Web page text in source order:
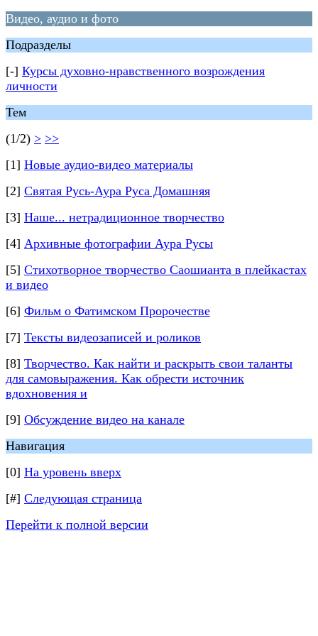
Видео, аудио и фото
Подразделы
[-] Курсы духовно-нравственного возрождения
личности
Тем
(1/2) > >>
[1] Новые аудио-видео материалы
[2] Святая Русь-Аура Руса Домашняя
[3] Наше... нетрадиционное творчество
[4] Архивные фотографии Аура Русы
[5] Стихотворное творчество Саошианта в плейкастах
и видео
[6] Фильм о Фатимском Пророчестве
[7] Тексты видеозаписей и роликов
[8] Творчество. Как найти и раскрыть свои таланты
для самовыражения. Как обрести источник
вдохновения и
[9] Обсуждение видео на канале
Навигация
[0] На уровень вверх
[#] Следующая страница
Перейти к полной версии